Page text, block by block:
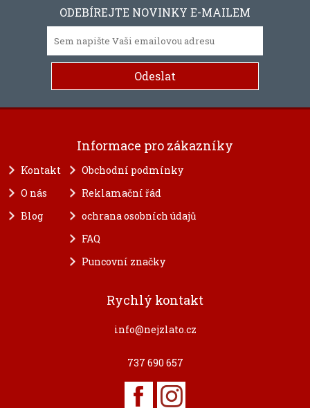
ODEBÍREJTE NOVINKY E-MAILEM
Informace pro zákazníky
Kontakt
O nás
Blog
Obchodní podmínky
Reklamační řád
ochrana osobních údajů
FAQ
Puncovní značky
Rychlý kontakt
info@nejzlato.cz
737 690 657